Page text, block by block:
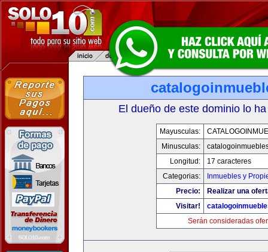
El dueño de este dominio lo
Mayusculas:
Minusculas:
Longitud:
17 caracteres
Categorias:
Inmuebles y
Precio:
Realizar una
Visitar!
Serán consideradas